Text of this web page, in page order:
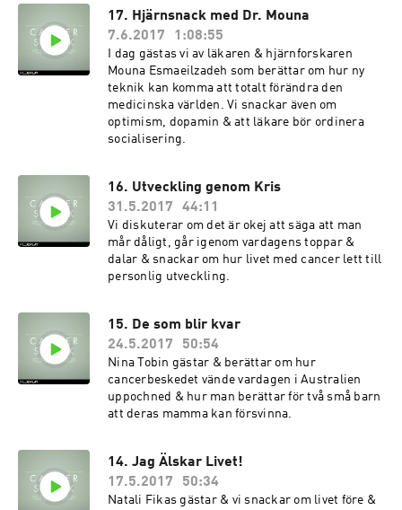
17. Hjärnsnack med Dr. Mouna
7.6.2017
1:08:55
I dag gästas vi av läkaren & hjärnforskaren
Mouna Esmaeilzadeh som berättar om hur ny
teknik kan komma att totalt förändra den
medicinska världen. Vi snackar även om
optimism, dopamin & att läkare bör ordinera
socialisering.
16. Utveckling genom Kris
31.5.2017
44:11
Vi diskuterar om det är okej att säga att man
mår dåligt, går igenom vardagens toppar &
dalar & snackar om hur livet med cancer lett till
personlig utveckling.
15. De som blir kvar
24.5.2017
50:54
Nina Tobin gästar & berättar om hur
cancerbeskedet vände vardagen i Australien
uppochned & hur man berättar för två små barn
att deras mamma kan försvinna.
14. Jag Älskar Livet!
17.5.2017
50:34
Natali Fikas gästar & vi snackar om livet före &